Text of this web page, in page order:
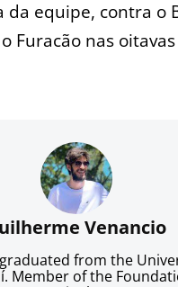
da equipe, contra o
Furacão nas
Venancio
from the
Member of the